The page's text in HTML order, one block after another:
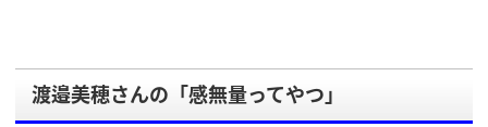
渡邉美穂さんの「感無量ってやつ」